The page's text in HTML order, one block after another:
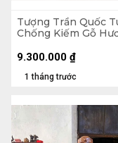
Tượng Trần Quốc
Chống Kiếm Gỗ
(cm)
1 tháng trước
9.300.000 ₫